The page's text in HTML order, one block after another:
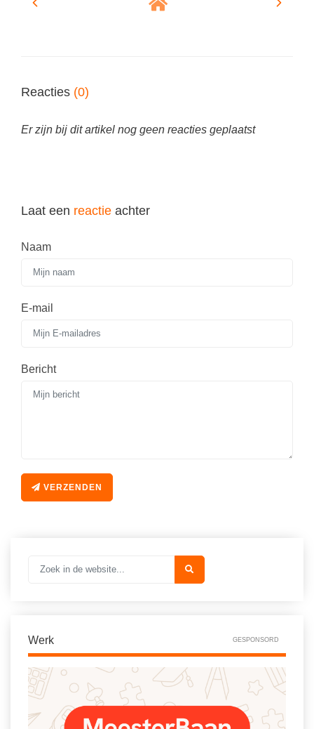
Eerste wereldoorlog
Godsdienstonderwijs
Kinderboekenweek
Nieuws
Ruimte
Seksualiteit
Sinterklaas
Vakoverstijgend
Verzorging
Kruiswoordpuzzels
Daltononderwijs
Studenten laptop
Huiswerkbegeleider worden
Reacties (0)
Er zijn bij dit artikel nog geen reacties geplaatst
Laat een reactie achter
Naam
E-mail
Bericht
VERZENDEN
Werk GESPONSORD